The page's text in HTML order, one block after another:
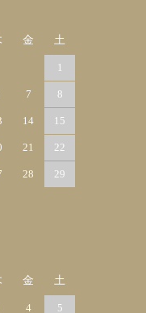
金 土
1
7 8
14 15
21 22
28 29
金 土
4 5